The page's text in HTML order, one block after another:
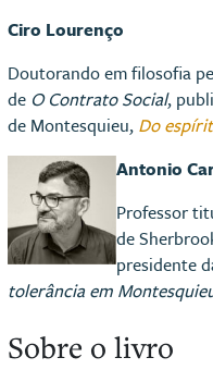
Ciro Lourenço
Doutorando em filosofia
de O Contrato Social,
de Montesquieu, Do
Antonio
Professor
de
presidente
tolerância em
Sobre o livro